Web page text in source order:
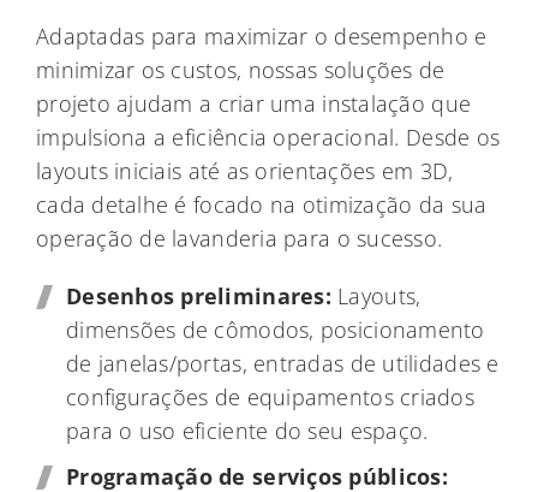
Adaptadas para maximizar o desempenho e
minimizar os custos, nossas soluções de
projeto ajudam a criar uma instalação que
impulsiona a eficiência operacional. Desde os
layouts iniciais até as orientações em 3D,
cada detalhe é focado na otimização da sua
operação de lavanderia para o sucesso.
Desenhos preliminares: Layouts,
dimensões de cômodos, posicionamento
de janelas/portas, entradas de utilidades e
configurações de equipamentos criados
para o uso eficiente do seu espaço.
Programação de serviços públicos: